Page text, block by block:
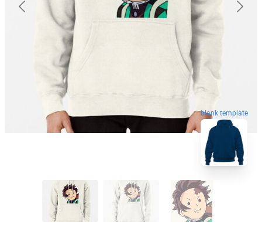
blank template